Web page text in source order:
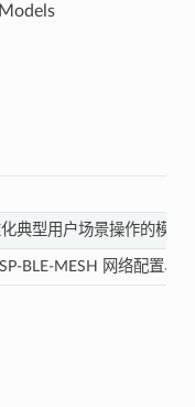
典型用户场景操作的模型
BLE-MESH 网络配置、